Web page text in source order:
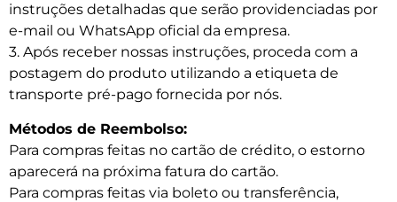
instruções detalhadas que serão providenciadas por
e-mail ou WhatsApp oficial da empresa.
3. Após receber nossas instruções, proceda com a
postagem do produto utilizando a etiqueta de
transporte pré-pago fornecida por nós.
Métodos de Reembolso:
Para compras feitas no cartão de crédito, o estorno
aparecerá na próxima fatura do cartão.
Para compras feitas via boleto ou transferência,